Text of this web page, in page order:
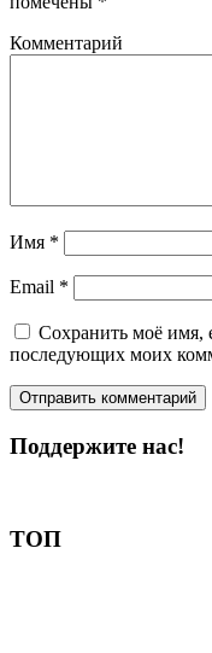
Комментарий
Имя *
Email *
Сохранить моё имя,
последующих моих
Поддержите нас!
ТОП